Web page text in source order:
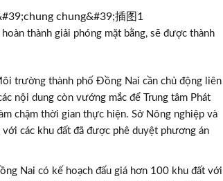
thành giải phóng mặt bằng, sẽ được thành
trường thành phố Đồng Nai cần chủ động liên
nội dung còn vướng mắc để Trung tâm Phát
chậm thời gian thực hiện. Sở Nông nghiệp và
các khu đất đã được phê duyệt phương án
Nai có kế hoạch đấu giá hơn 100 khu đất với